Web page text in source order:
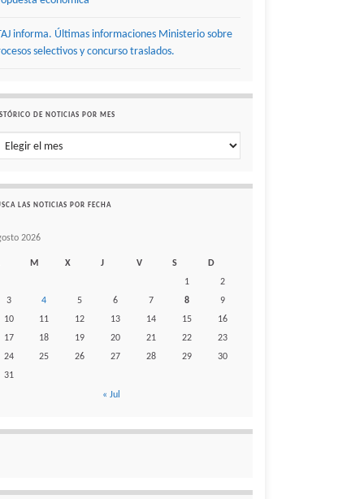
informa. Últimas informaciones Ministerio sobre
selectivos y concurso traslados.
DE NOTICIAS POR MES
de noticias por mes
LAS NOTICIAS POR FECHA
2026
M X J V S
D
1
2
3
4 5 6 7 8
9
10
11 12 13 14 15
16
17
18 19 20 21 22
23
24
25 26 27 28 29
30
31
« Jul